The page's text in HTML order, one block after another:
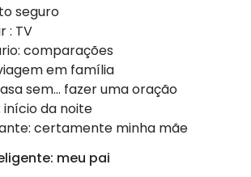
seguro
: TV
comparações
em família
sem… fazer uma oração
início da noite
certamente minha mãe
meu pai